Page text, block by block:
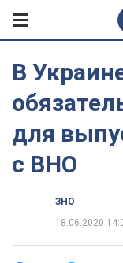
В
для
с ВНО
ЗНО
18.06.2020